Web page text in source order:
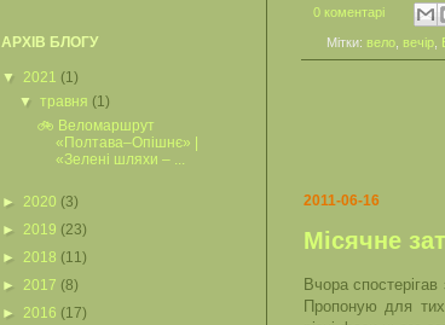
0 коментарі
Мітки: вело, вечір,
2011-06-16
Місячне
Вчора
Пропоную для
АРХІВ БЛОГУ
▼ 2021 (1)
▼травня (1)
🚲 Веломаршрут
«Полтава–Опішнє» |
«Зелені шляхи – ...
► 2020 (3)
► 2019 (23)
► 2018 (11)
► 2017 (8)
► 2016 (17)